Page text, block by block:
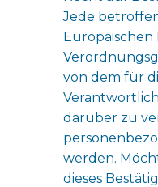
Jede
von dem für
darüber zu
werden.
dieses